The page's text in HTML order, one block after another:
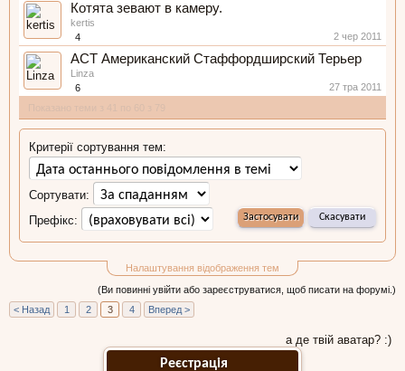
Котята зевают в камеру.
kertis
4
2 чер 2011
АСТ Американский Стаффордширский Терьер
Linza
6
27 тра 2011
Налаштування відображення тем
Критерії сортування тем:
Сортувати:
Префікс:
(Ви повинні увійти або зареєструватися, щоб писати на форумі.)
< Назад
1 2 3 4 Вперед >
а де твій аватар? :)
Реєстрація